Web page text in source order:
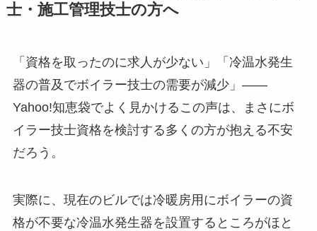
士・施工管理技士の方へ
「資格を取ったのに求人が少ない」「冷温水発生
器の普及でボイラー技士の需要が減少」——
Yahoo!知恵袋でよく見かけるこの声は、まさにボ
イラー技士資格を検討する多くの方が抱える不安
だろう。
実際に、現在のビルでは冷暖房用にボイラーの資
格が不要な冷温水発生器を設置するところがほと